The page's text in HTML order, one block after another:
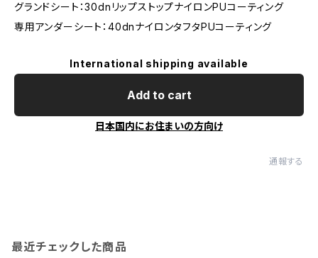
グランドシート：30dnリップストップナイロンPUコーティング
専用アンダーシート：40dnナイロンタフタPUコーティング
International shipping available
Add to cart
日本国内にお住まいの方向け
通報する
最近チェックした商品